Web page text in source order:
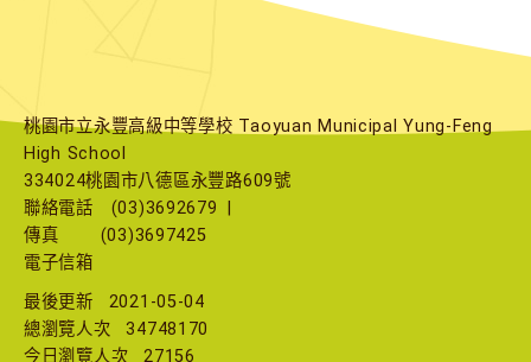
桃園市立永豐高級中等學校 Taoyuan Municipal Yung-Feng
High School
334024桃園市八德區永豐路609號
聯絡電話
(03)3692679
傳真
(03)3697425
電子信箱
最後更新
2021-05-04
總瀏覽人次
34748170
今日瀏覽人次
27156